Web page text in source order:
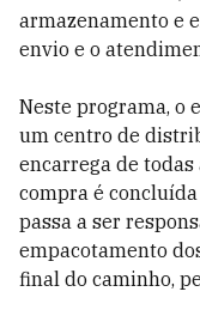
armazenamento e
envio e o
Neste programa, o
um centro de
encarrega de todas
compra é
passa a ser
empacotamento
final do caminho,